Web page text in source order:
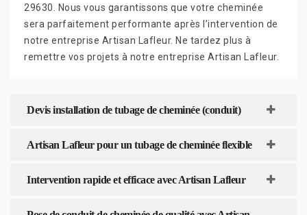
29630. Nous vous garantissons que votre cheminée
sera parfaitement performante après l’intervention de
notre entreprise Artisan Lafleur. Ne tardez plus à
remettre vos projets à notre entreprise Artisan Lafleur.
Devis installation de tubage de cheminée (conduit)
Artisan Lafleur pour un tubage de cheminée flexible
Intervention rapide et efficace avec Artisan Lafleur